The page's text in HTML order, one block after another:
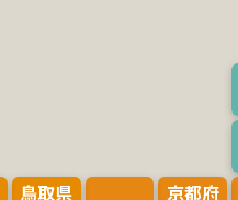
京都府
鳥取県